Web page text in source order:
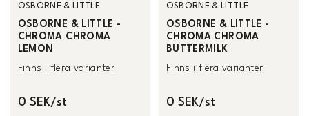
OSBORNE & LITTLE
OSBORNE & LITTLE -
CHROMA CHROMA
LEMON
Finns i flera varianter
0 SEK/st
OSBORNE & LITTLE
OSBORNE & LITTLE -
CHROMA CHROMA
BUTTERMILK
Finns i flera varianter
0 SEK/st